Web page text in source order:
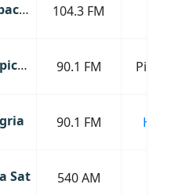
Sur 104.3 FM
90.1 FM
90.1 FM
Sat 540 AM